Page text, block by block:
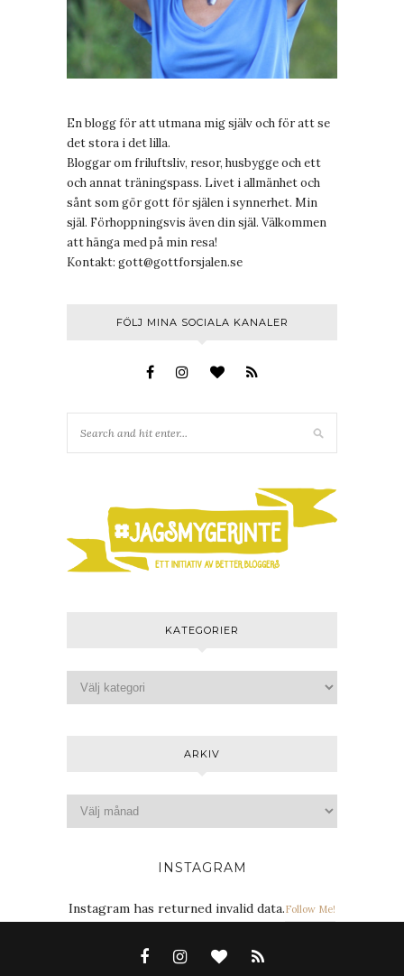
En blogg för att utmana mig själv och för att se
det stora i det lilla.
Bloggar om friluftsliv, resor, husbygge och ett
och annat träningspass. Livet i allmänhet och
sånt som gör gott för själen i synnerhet. Min
själ. Förhoppningsvis även din själ. Välkommen
att hänga med på min resa!
Kontakt: gott@gottforsjalen.se
FÖLJ MINA SOCIALA KANALER
KATEGORIER
ARKIV
INSTAGRAM
Instagram has returned invalid data.Follow Me!